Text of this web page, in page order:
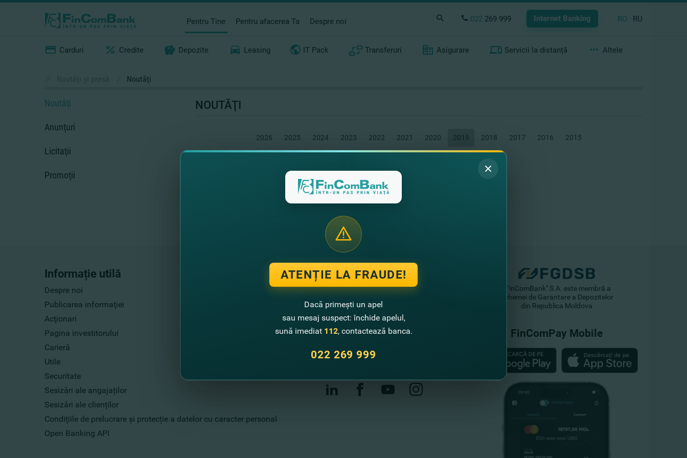
Pentru Tine Pentru afacerea Ta Despre noi 022 269 999 Internet Banking RO RU
Carduri Credite Depozite Leasing IT Pack Transferuri Asigurare Servicii la distanță Altele
Noutăţi
Noutăţi
Anunţuri
Licitaţii
Promoţii
NOUTĂŢI
2026 2025 2024 2023 2022 2021 2020 2019 2018 2017 2016 2015
Informație utilă
Despre noi
Publicarea informaţiei
Acţionari
Pagina investitorului
Carieră
Utile
Securitate
Sesizări ale angajaților
Sesizări ale clienților
Condițiile de prelucrare și protecție a datelor cu caracter personal
Open Banking API
Contactează-ne
Call center
022 269 999
Sugestii de îmbunătățire
Contacte
"FinComBank" S.A. este membră a
Schemei de Garantare a Depozitelor
din Republica Moldova
FinComPay Mobile
ATENȚIE LA FRAUDE!
Dacă primești un apel
sau mesaj suspect: închide apelul,
sună imediat 112, contactează banca.
022 269 999